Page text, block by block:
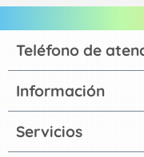
Teléfono de
Información
Servicios